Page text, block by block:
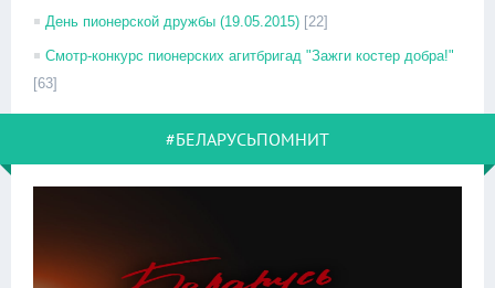
День пионерской дружбы (19.05.2015) [22]
Смотр-конкурс пионерских агитбригад "Зажги костер добра!"
[63]
#БЕЛАРУСЬПОМНИТ